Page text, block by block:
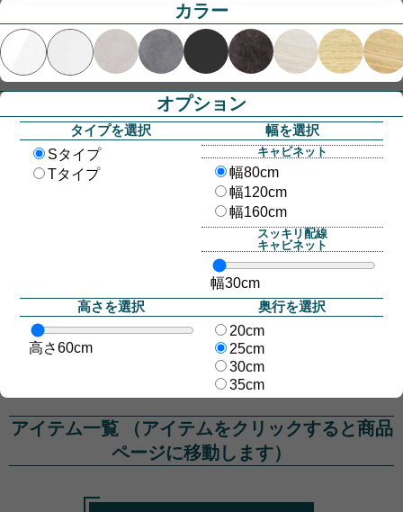
カラー
オプション
タイプを選択
Sタイプ
Tタイプ
幅を選択
キャビネット
幅80cm
幅120cm
幅160cm
スッキリ配線
キャビネット
幅30cm
高さを選択
高さ60cm
奥行を選択
20cm
25cm
30cm
35cm
アイテム一覧 （アイテムをクリックすると商品
ページに移動します）